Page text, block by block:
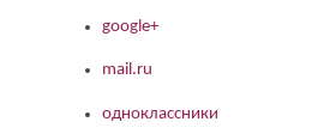
google+
mail.ru
одноклассники